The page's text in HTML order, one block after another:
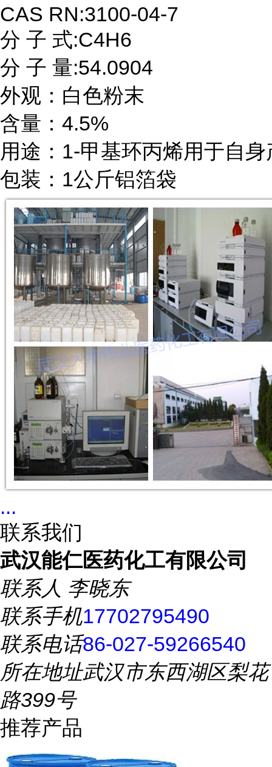
CAS RN:3100-04-7
分 子 式:C4H6
分 子 量:54.0904
外观：白色粉末
含量：4.5%
用途：1-甲基环丙烯用于自
包装：1公斤铝箔袋
...
联系我们
武汉能仁医药化工有限公司
联系人 李晓东
联系手机17702795490
联系电话86-027-59266540
所在地址武汉市东西湖区梨花
路399号
推荐产品